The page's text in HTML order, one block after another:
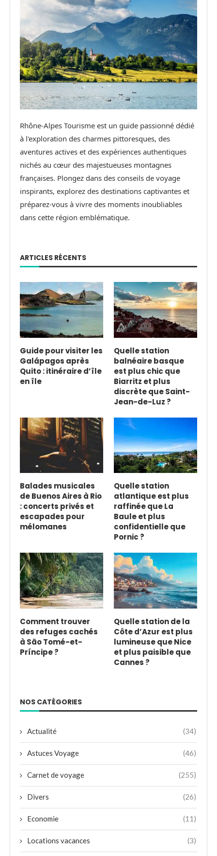
Rhône-Alpes Tourisme est un guide passionné dédié
à l'exploration des charmes pittoresques, des
aventures actives et des expériences authentiques
nichés au cœur des majestueuses montagnes
françaises. Plongez dans des conseils de voyage
inspirants, explorez des destinations captivantes et
préparez-vous à vivre des moments inoubliables
dans cette région emblématique.
ARTICLES RÉCENTS
Guide pour visiter les
Galápagos après
Quito : itinéraire d’île
en île
Quelle station
balnéaire basque
est plus chic que
Biarritz et plus
discrète que Saint-
Jean-de-Luz ?
Balades musicales
de Buenos Aires à Rio
: concerts privés et
escapades pour
mélomanes
Quelle station
atlantique est plus
raffinée que La
Baule et plus
confidentielle que
Pornic ?
Comment trouver
des refuges cachés
à São Tomé-et-
Príncipe ?
Quelle station de la
Côte d’Azur est plus
lumineuse que Nice
et plus paisible que
Cannes ?
NOS CATÉGORIES
Actualité (34)
Astuces Voyage (46)
Carnet de voyage (255)
Divers (26)
Economie (11)
Locations vacances (3)